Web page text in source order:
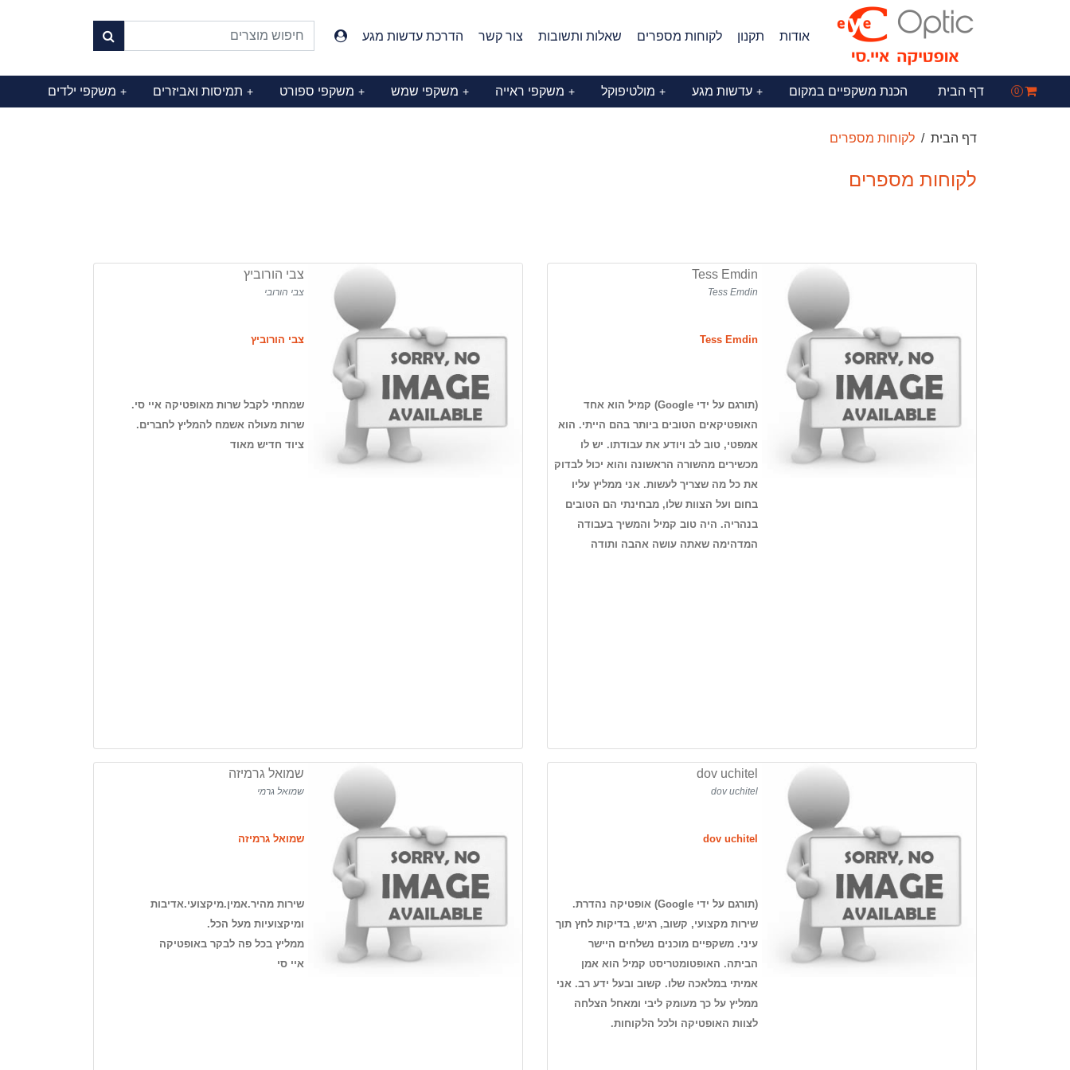
אודות תקנון לקוחות מספרים שאלות ותשובות צור קשר הדרכת עדשות מגע
0 דף הבית הכנת משקפיים במקום עדשות מגע + מולטיפוקל + משקפי ראייה + משקפי שמש + משקפי ספורט + תמיסות ואביזרים + משקפי ילדים +
דף הבית לקוחות מספרים
לקוחות מספרים
Tess Emdin
Tess Emdin
Tess Emdin
(תורגם על ידי Google) קמיל הוא אחד
האופטיקאים הטובים ביותר בהם הייתי. הוא
אמפטי, טוב לב ויודע את עבודתו. יש לו
מכשירים מהשורה הראשונה והוא יכול לבדוק
את כל מה שצריך לעשות. אני ממליץ עליו
בחום ועל הצוות שלו, מבחינתי הם הטובים
בנהריה. היה טוב קמיל והמשיך בעבודה
המדהימה שאתה עושה אהבה ותודה
צבי הורוביץ
צבי הורובי
צבי הורוביץ
שמחתי לקבל שרות מאופטיקה איי סי.
שרות מעולה אשמח להמליץ לחברים.
ציוד חדיש מאוד
dov uchitel
dov uchitel
dov uchitel
(תורגם על ידי Google) אופטיקה נהדרת.
שירות מקצועי, קשוב, רגיש, בדיקות לחץ תוך
עיני. משקפיים מוכנים נשלחים היישר
הביתה. האופטומטריסט קמיל הוא אמן
אמיתי במלאכה שלו. קשוב ובעל ידע רב. אני
ממליץ על כך מעומק ליבי ומאחל הצלחה
לצוות האופטיקה ולכל הלקוחות.
שמואל גרמיזה
שמואל גרמי
שמואל גרמיזה
שירות מהיר.אמין.מיקצועי.אדיבות
ומיקצועיות מעל הכל.
ממליץ בכל פה לבקר באופטיקה
איי סי